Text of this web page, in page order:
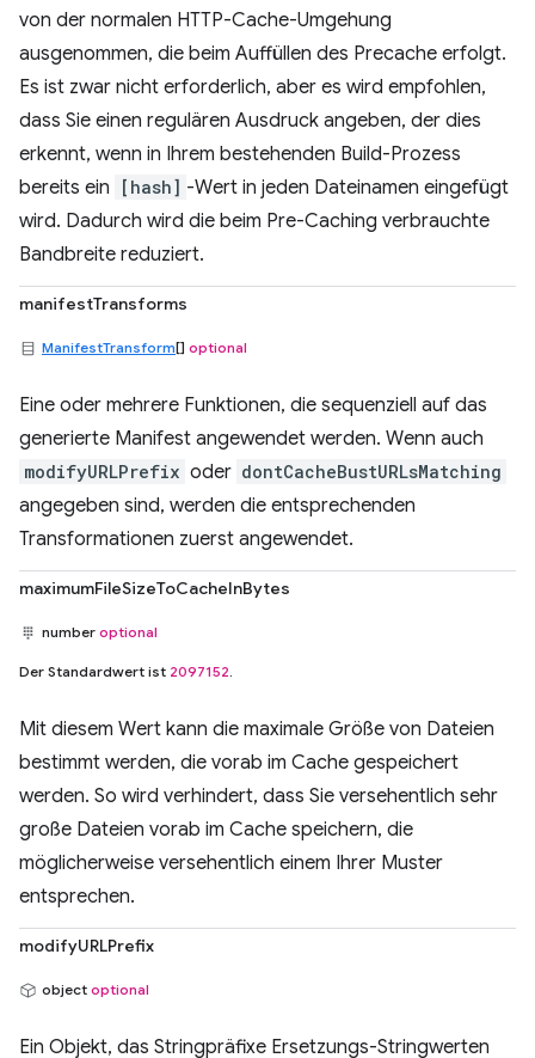
von der normalen HTTP-Cache-Umgehung
ausgenommen, die beim Auffüllen des Precache erfolgt.
Es ist zwar nicht erforderlich, aber es wird empfohlen,
dass Sie einen regulären Ausdruck angeben, der dies
erkennt, wenn in Ihrem bestehenden Build-Prozess
bereits ein
[hash] -Wert in jeden Dateinamen eingefügt
wird. Dadurch wird die beim Pre-Caching verbrauchte
Bandbreite reduziert.
manifestTransforms
ManifestTransform[] optional
Eine oder mehrere Funktionen, die sequenziell auf das
generierte Manifest angewendet werden. Wenn auch
modifyURLPrefix oder dontCacheBustURLsMatching
angegeben sind, werden die entsprechenden
Transformationen zuerst angewendet.
maximumFileSizeToCacheInBytes
number optional
Der Standardwert ist 2097152.
Mit diesem Wert kann die maximale Größe von Dateien
bestimmt werden, die vorab im Cache gespeichert
werden. So wird verhindert, dass Sie versehentlich sehr
große Dateien vorab im Cache speichern, die
möglicherweise versehentlich einem Ihrer Muster
entsprechen.
modifyURLPrefix
object optional
Ein Objekt, das Stringpräfixe Ersetzungs-Stringwerten